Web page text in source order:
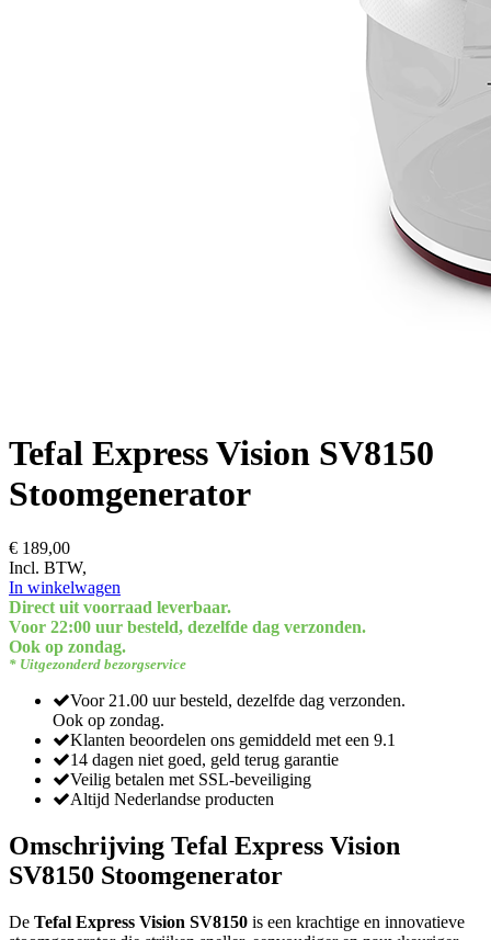
Tefal Express Vision SV8150
Stoomgenerator
€ 189,00
Incl. BTW,
In winkelwagen
Direct uit voorraad leverbaar.
Voor 22:00 uur besteld, dezelfde dag verzonden.
Ook op zondag.
* Uitgezonderd bezorgservice
Voor 21.00 uur besteld, dezelfde dag verzonden.
Ook op zondag.
Klanten beoordelen ons gemiddeld met een 9.1
14 dagen niet goed, geld terug garantie
Veilig betalen met SSL-beveiliging
Altijd Nederlandse producten
Omschrijving Tefal Express Vision
SV8150 Stoomgenerator
De Tefal Express Vision SV8150 is een krachtige en innovatieve